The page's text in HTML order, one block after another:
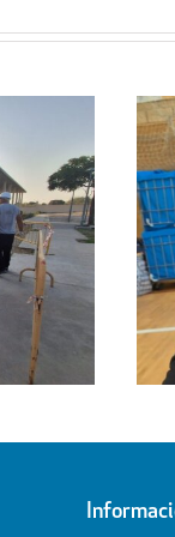
centenar
en el